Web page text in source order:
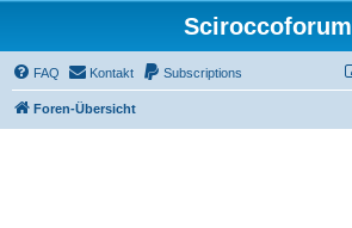
Sciroccoforum
FAQ Kontakt Subscriptions
Foren-Übersicht